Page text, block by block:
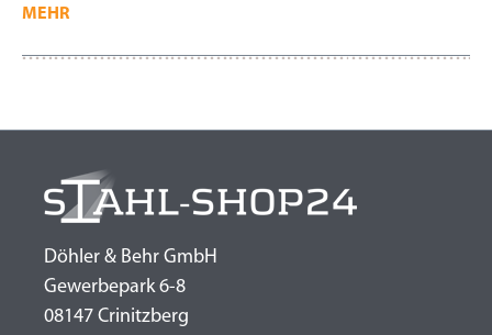
MEHR
Döhler & Behr GmbH
Gewerbepark 6-8
08147 Crinitzberg